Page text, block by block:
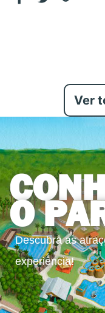
Ver
O
Descubra as
experiência!